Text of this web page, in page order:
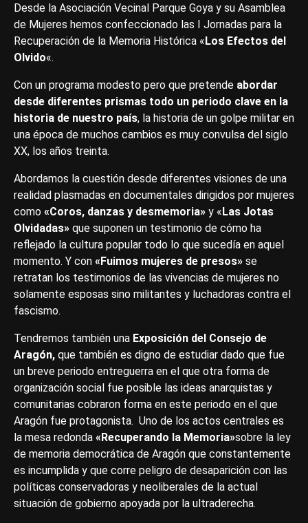
Desde la Asociación Vecinal Parque Goya y su Asamblea
de Mujeres hemos confeccionado las I Jornadas para la
Recuperación de la Memoria Histórica «Los Efectos del
Olvido«.
Con un programa modesto pero que pretende abordar
desde diferentes prismas todo un periodo clave en la
historia de nuestro país, la historia de un golpe militar en
una época de muchos cambios es muy convulsa del siglo
XX, los años treinta.
Abordamos la cuestión desde diferentes visiones de una
realidad plasmadas en documentales dirigidos por mujeres
como «Coros, danzas y desmemoria» y «Las Jotas
Olvidadas» que suponen un testimonio de cómo ha
reflejado la cultura popular todo lo que sucedía en aquel
momento. Y con «Fuimos mujeres de presos» se
retratan los testimonios de las vivencias de mujeres no
solamente esposas sino militantes y luchadoras contra el
fascismo.
Tendremos también una Exposición del Consejo de
Aragón, que también es digno de estudiar dado que fue
un breve periodo entreguerra en el que otra forma de
organización social fue posible las ideas anarquistas y
comunitarias cobraron forma en este periodo en el que
Aragón fue protagonista. Uno de los actos centrales es
la mesa redonda «Recuperando la Memoria»sobre la ley
de memoria democrática de Aragón que constantemente
es incumplida y que corre peligro de desaparición con las
políticas conservadoras y neoliberales de la actual
situación de gobierno apoyada por la ultraderecha.